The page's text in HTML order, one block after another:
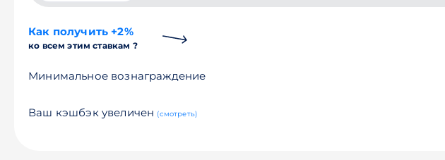
Как получить +2%
ко всем этим ставкам ?
Минимальное вознаграждение
Ваш кэшбэк увеличен (смотреть)